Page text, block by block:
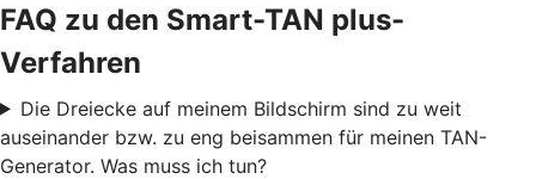
FAQ zu den Smart-TAN plus-
Verfahren
Die Dreiecke auf meinem Bildschirm sind zu weit
auseinander bzw. zu eng beisammen für meinen TAN-
Generator. Was muss ich tun?